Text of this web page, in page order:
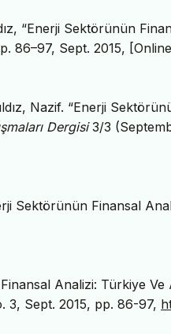
“Enerji Sektörünün
86–97, Sept. 2015,
Nazif. “Enerji
Dergisi3/3
Sektörünün Finansal
Analizi: Türkiye Ve
3, Sept. 2015, pp. 86-97,